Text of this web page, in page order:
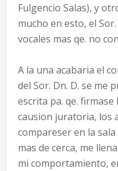
Fulgencio Salas), y
mucho en esto, el
vocales mas qe. no
A la una acabaria el
del Sor. Dn. D. se me
escrita pa. qe.
causion juratoria, los
compareser en la
mas de cerca, me
mi comportamiento,